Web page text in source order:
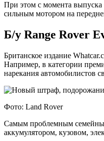
При этом с момента
сильным мотором на
Б/у Range Rover
Британское издание
Например, в категории
нарекания автомобилистов
Фото: Land Rover
Самым проблемным семейным
аккумулятором, кузовом,